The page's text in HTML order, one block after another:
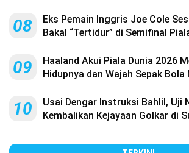
08
Eks Pemain Inggris Joe Cole
Bakal “Tertidur” di Semifinal
09
Haaland Akui Piala Dunia 2026
Hidupnya dan Wajah Sepak Bola
10
Usai Dengar Instruksi Bahlil, Uji
Kembalikan Kejayaan Golkar di